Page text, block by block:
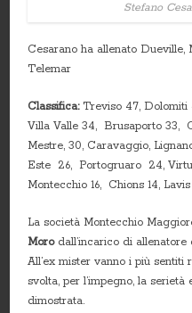
Stefano
Cesarano ha allenato Dueville,
Telemar
Classifica:Treviso 47, Dolomiti
Villa Valle 34, Brusaporto 33,
Mestre, 30, Caravaggio,
Este 26, Portogruaro 24,
Montecchio 16, Chions 14, Lavis
La società Montecchio
Moro dall’incarico di
All’ex mister vanno i più sentiti
svolta, per l’impegno, la
dimostrata.